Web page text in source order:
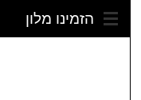
הזמינו מלון